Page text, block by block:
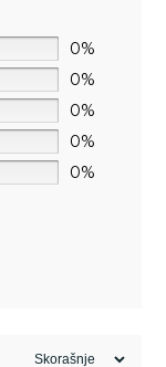
0%
0%
0%
0%
0%